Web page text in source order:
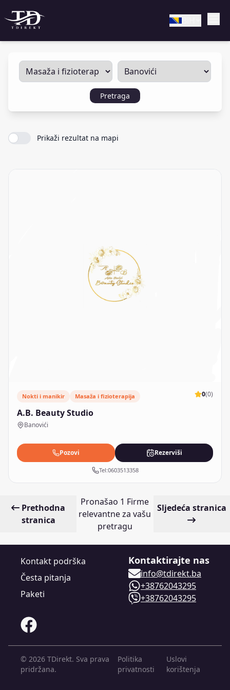
Pretraga
Prikaži rezultat na mapi
Nokti i manikir Masaža i fizioterapija 0(0)
A.B. Beauty Studio
Banovići
Pozovi Rezerviši
Tel:0603513358
Prethodna
stranica
Pronašao 1 Firme
relevantne za vašu
pretragu
Sljedeća stranica
Kontakt podrška
Česta pitanja
Paketi
Kontaktirajte nas
info@tdirekt.ba
+38762043295
+38762043295
© 2026 TDirekt. Sva prava
pridržana.
Politika
privatnosti
Uslovi
korištenja